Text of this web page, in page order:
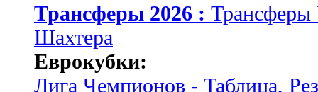
Трансферы 2026 :
Шахтера
Еврокубки:
Лига Чемпионов - Таблица,